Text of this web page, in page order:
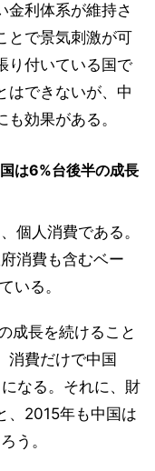
金利体系が維持さ
とで景気刺激が可
り付いている国で
はできないが、中
効果がある。
は6%台後半の成長
個人消費である。
消費も含むベー
いる。
成長を続けること
消費だけで中国
なる。それに、財
、2015年も中国は
う。